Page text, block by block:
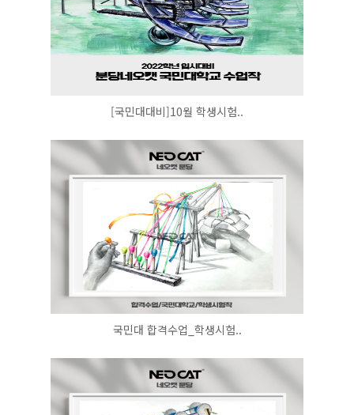
[국민대대비]10월 학생시험..
국민대 합격수업_학생시험..